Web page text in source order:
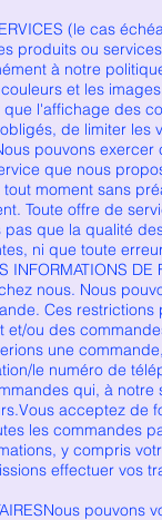
(le cas
produits ou
à notre
et les
l'affichage des
de limiter
pouvons
que nous
moment sans
Toute offre de
que la qualité
ni que toute
INFORMATIONS
nous. Nous
Ces
ou des
une
le numéro de
qui, à
acceptez de
les commandes
y compris
effectuer vos